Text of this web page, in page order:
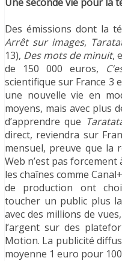
Des émissions dont la
Arrêt sur images,
13), Des mots de minuit,
de 150 000 euros,
scientifique sur France 3
une nouvelle vie en
moyens, mais avec plus
d’apprendre que
direct, reviendra sur
mensuel, preuve que la
Web n’est pas forcement
les chaînes comme
de production ont
toucher un public plus
avec des millions de
l’argent sur des
Motion. La publicité
moyenne 1 euro pour